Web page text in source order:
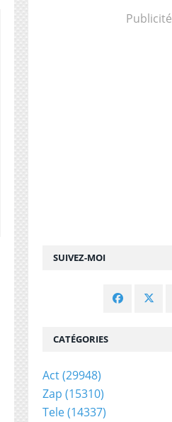
SUIVEZ-MOI
Publicité
CATÉGORIES
Act(29948)
Zap (15310)
Tele(14337)